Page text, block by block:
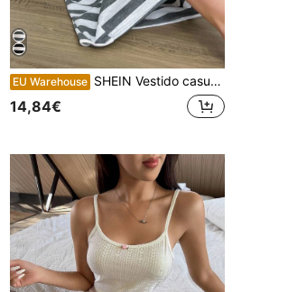
EU Warehouse SHEIN Vestido casual feminino de manga curta com estampa listrada e ombro de fora
14,84€